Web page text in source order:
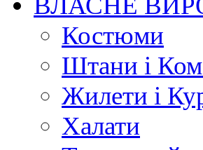
Костюми
Штани і
Жилети і
Халати